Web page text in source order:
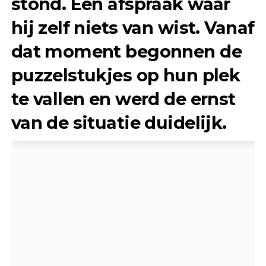
hij zelf niets van wist. Vanaf
dat moment begonnen de
puzzelstukjes op hun plek
te vallen en werd de ernst
van de situatie duidelijk.